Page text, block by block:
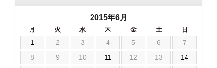
2015年6月
月 火 水 木 金 土 日
1 2 3 4 5 6
7
8
9 10 11 12 13
14